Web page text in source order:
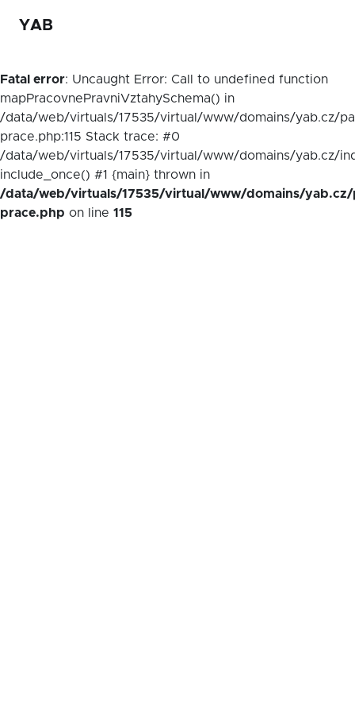
YAB
Fatal error: Uncaught Error: Call to undefined function
mapPracovnePravniVztahySchema() in
/data/web/virtuals/17535/virtual/www/domains/yab.cz/
prace.php:115 Stack trace: #0
/data/web/virtuals/17535/virtual/www/domains/yab.cz/
include_once() #1 {main} thrown in
/data/web/virtuals/17535/virtual/www/domains/yab.cz/
prace.php on line 115